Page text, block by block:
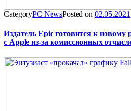
CategoryPC NewsPosted on 02.05.2021
Издатель Epic готовится к новому
с Apple из-за комиссионных